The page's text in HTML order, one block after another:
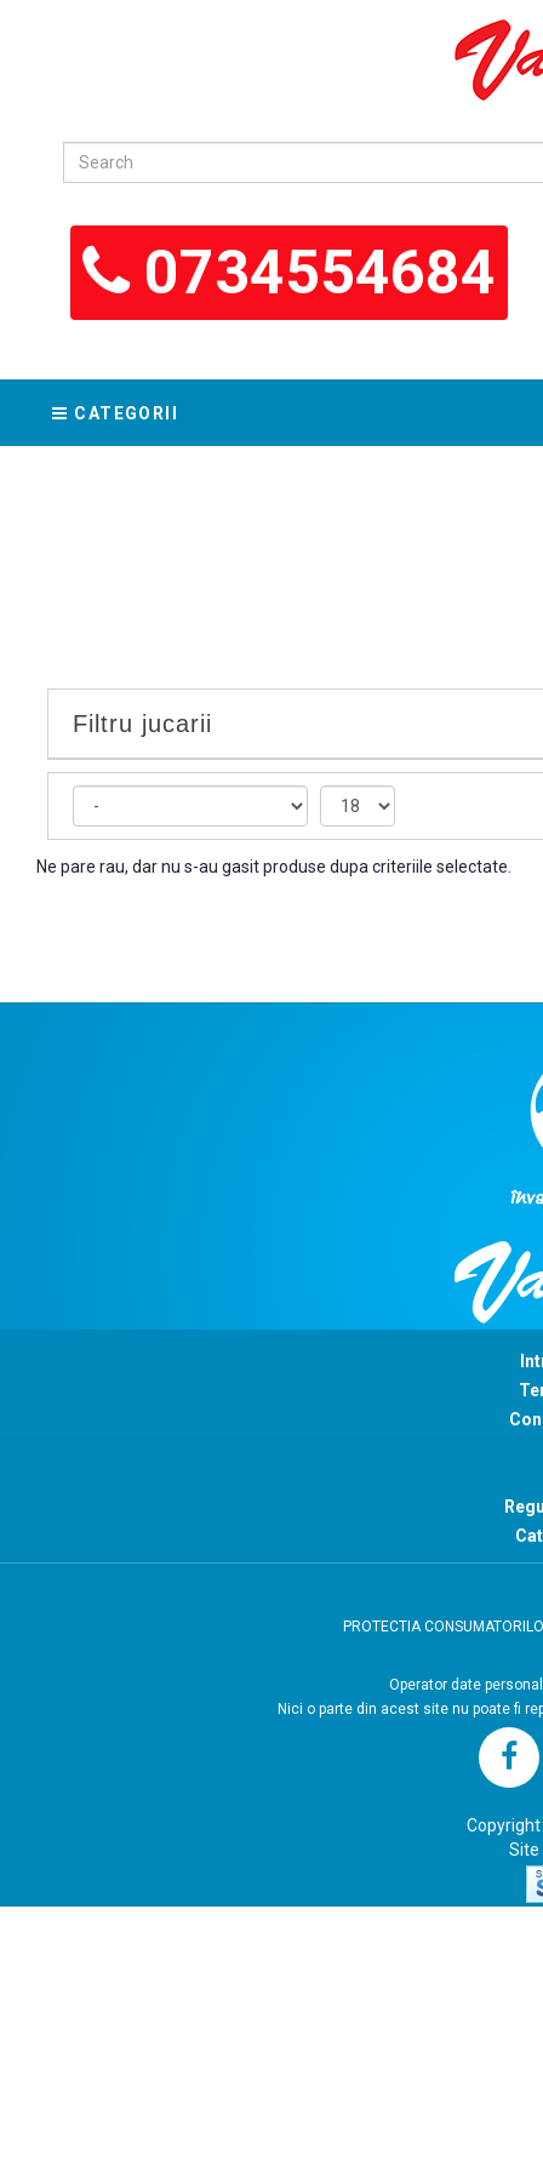
0734554684
CATEGORII
Filtru jucarii
Ne pare rau, dar nu s-au gasit produse dupa criteriile selectate.
PROTECTIA
Nici o parte din acest site nu poate fi
Copyright